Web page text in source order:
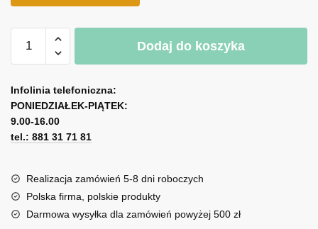
Plakat
-
Coco
Chanel
Dodaj do koszyka
l
t
e
r
a
t
i
Infolinia telefoniczna:
PONIEDZIAŁEK-PIĄTEK:
9.00-16.00
tel.: 881 31 71 81
Realizacja zamówień 5-8 dni roboczych
Polska firma, polskie produkty
Darmowa wysyłka dla zamówień powyżej 500 zł